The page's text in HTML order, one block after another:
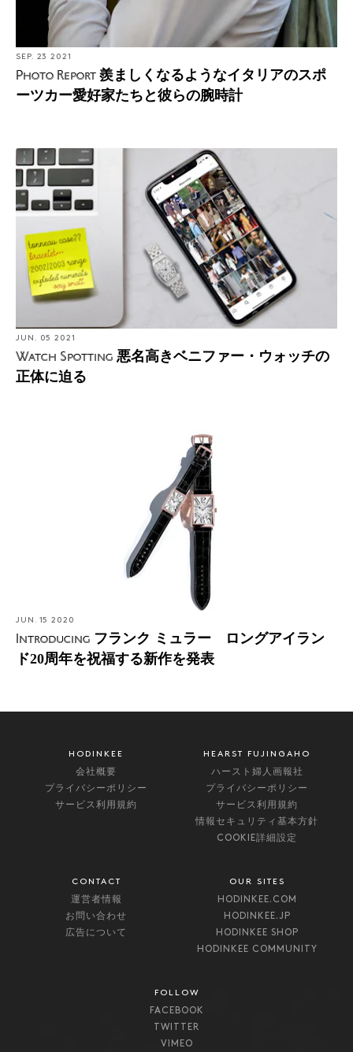
SEP. 23 2021
Photo Report 羨ましくなるようなイタリアのスポ
ーツカー愛好家たちと彼らの腕時計
JUN. 05 2021
Watch Spotting 悪名高きベニファー・ウォッチの
正体に迫る
JUN. 15 2020
Introducing フランク ミュラー ロングアイラン
ド20周年を祝福する新作を発表
HODINKEE
会社概要
プライバシーポリシー
サービス利用規約
HEARST FUJINGAHO
ハースト婦人画報社
プライバシーポリシー
サービス利用規約
情報セキュリティ基本方針
COOKIE詳細設定
CONTACT
運営者情報
お問い合わせ
広告について
OUR SITES
HODINKEE.COM
HODINKEE.JP
HODINKEE SHOP
HODINKEE COMMUNITY
FOLLOW
FACEBOOK
TWITTER
VIMEO